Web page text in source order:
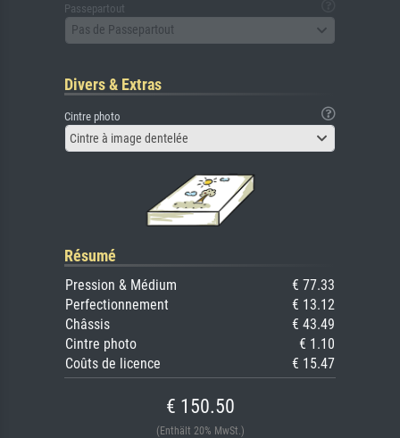
Passepartout
Pas de Passepartout
Divers & Extras
Cintre photo
Cintre à image dentelée
Résumé
Pression & Médium
€ 77.33
Perfectionnement
€ 13.12
Châssis
€ 43.49
Cintre photo
€ 1.10
Coûts de licence
€ 15.47
€ 150.50
(Enthält 20% MwSt.)